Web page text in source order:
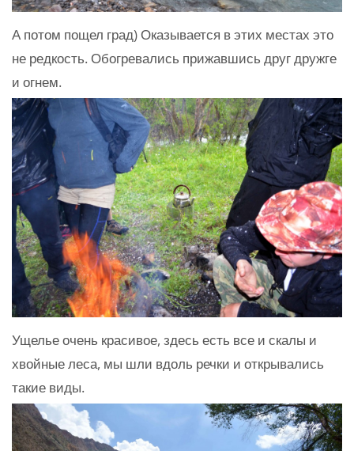
А потом пощел град) Оказывается в этих местах это
не редкость. Обогревались прижавшись друг дружге
и огнем.
Ущелье очень красивое, здесь есть все и скалы и
хвойные леса, мы шли вдоль речки и открывались
такие виды.